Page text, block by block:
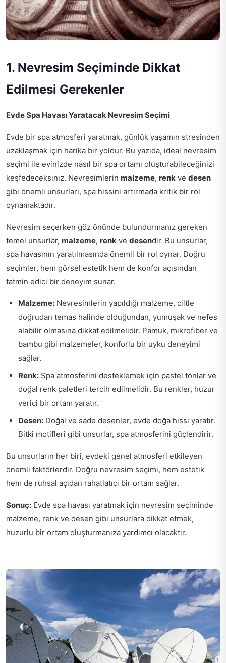
1. Nevresim Seçiminde Dikkat
Edilmesi Gerekenler
Evde Spa Havası Yaratacak Nevresim Seçimi
Evde bir spa atmosferi yaratmak, günlük yaşamın stresinden
uzaklaşmak için harika bir yoldur. Bu yazıda, ideal nevresim
seçimi ile evinizde nasıl bir spa ortamı oluşturabileceğinizi
keşfedeceksiniz. Nevresimlerin malzeme, renk ve desen
gibi önemli unsurları, spa hissini artırmada kritik bir rol
oynamaktadır.
Nevresim seçerken göz önünde bulundurmanız gereken
temel unsurlar, malzeme, renk ve desendir. Bu unsurlar,
spa havasının yaratılmasında önemli bir rol oynar. Doğru
seçimler, hem görsel estetik hem de konfor açısından
tatmin edici bir deneyim sunar.
Malzeme: Nevresimlerin yapıldığı malzeme, ciltle
doğrudan temas halinde olduğundan, yumuşak ve nefes
alabilir olmasına dikkat edilmelidir. Pamuk, mikrofiber ve
bambu gibi malzemeler, konforlu bir uyku deneyimi
sağlar.
Renk: Spa atmosferini desteklemek için pastel tonlar ve
doğal renk paletleri tercih edilmelidir. Bu renkler, huzur
verici bir ortam yaratır.
Desen: Doğal ve sade desenler, evde doğa hissi yaratır.
Bitki motifleri gibi unsurlar, spa atmosferini güçlendirir.
Bu unsurların her biri, evdeki genel atmosferi etkileyen
önemli faktörlerdir. Doğru nevresim seçimi, hem estetik
hem de ruhsal açıdan rahatlatıcı bir ortam sağlar.
Sonuç: Evde spa havası yaratmak için nevresim seçiminde
malzeme, renk ve desen gibi unsurlara dikkat etmek,
huzurlu bir ortam oluşturmanıza yardımcı olacaktır.